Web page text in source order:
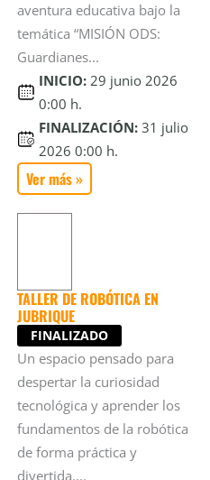
aventura educativa bajo la
temática “MISIÓN ODS:
Guardianes...
INICIO: 29 junio 2026
0:00 h.
FINALIZACIÓN: 31 julio
2026 0:00 h.
Ver más »
TALLER DE ROBÓTICA EN
JUBRIQUE
FINALIZADO
Un espacio pensado para
despertar la curiosidad
tecnológica y aprender los
fundamentos de la robótica
de forma práctica y
divertida....